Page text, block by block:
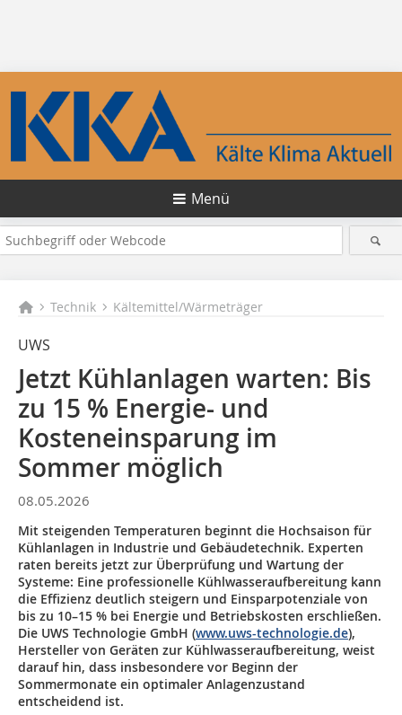
Menü
Technik Kältemittel/Wärmeträger
UWS
Jetzt Kühlanlagen warten: Bis
zu 15 % Energie- und
Kosteneinsparung im
Sommer möglich
08.05.2026
Mit steigenden Temperaturen beginnt die Hochsaison für
Kühlanlagen in Industrie und Gebäudetechnik. Experten
raten bereits jetzt zur Überprüfung und Wartung der
Systeme: Eine professionelle Kühlwasseraufbereitung kann
die Effizienz deutlich steigern und Einsparpotenziale von
bis zu 10–15 % bei Energie und Betriebskosten erschließen.
Die UWS Technologie GmbH (www.uws-technologie.de),
Hersteller von Geräten zur Kühlwasseraufbereitung, weist
darauf hin, dass insbesondere vor Beginn der
Sommermonate ein optimaler Anlagenzustand
entscheidend ist.